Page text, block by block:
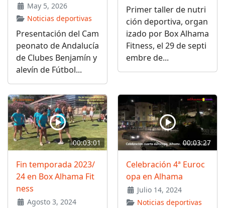
May 5, 2026
Noticias deportivas
Presentación del Cam
peonato de Andalucía
de Clubes Benjamín y
alevín de Fútbol...
Primer taller de nutri
ción deportiva, organ
izado por Box Alhama
Fitness, el 29 de septi
embre de...
00:03:01
Fin temporada 2023/
24 en Box Alhama Fit
ness
Agosto 3, 2024
00:03:27
Celebración 4ª Euroc
opa en Alhama
Julio 14, 2024
Noticias deportivas